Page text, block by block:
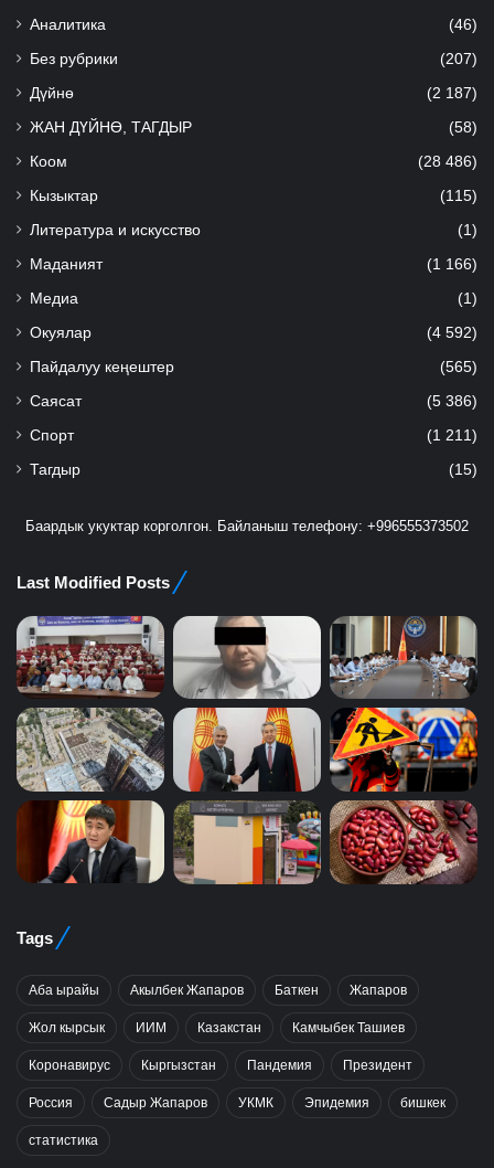
Аналитика (46)
Без рубрики (207)
Дүйнө (2 187)
ЖАН ДҮЙНӨ, ТАГДЫР (58)
Коом (28 486)
Кызыктар (115)
Литература и искусство (1)
Маданият (1 166)
Медиа (1)
Окуялар (4 592)
Пайдалуу кеңештер (565)
Саясат (5 386)
Спорт (1 211)
Тагдыр (15)
Баардык укуктар корголгон. Байланыш телефону: +996555373502
Last Modified Posts
Tags
Аба ырайы Акылбек Жапаров Баткен Жапаров
Жол кырсык ИИМ Казакстан Камчыбек Ташиев
Коронавирус Кыргызстан Пандемия Президент
Россия Садыр Жапаров УКМК Эпидемия бишкек
статистика